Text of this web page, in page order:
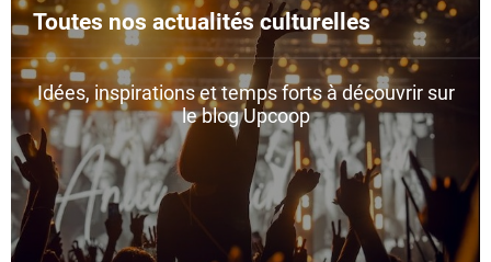
Toutes nos actualités culturelles
Idées, inspirations et temps forts à découvrir sur
le blog Upcoop